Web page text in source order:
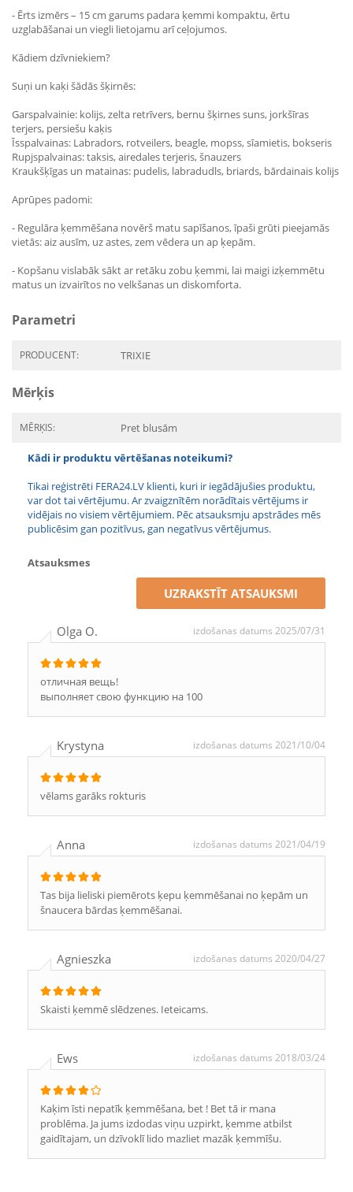
- Ērts izmērs – 15 cm garums padara ķemmi kompaktu, ērtu
uzglabāšanai un viegli lietojamu arī ceļojumos.
Kādiem dzīvniekiem?
Suņi un kaķi šādās šķirnēs:
Garspalvainie: kolijs, zelta retrīvers, bernu šķirnes suns, jorkšīras
terjers, persiešu kaķis
Īsspalvainas: Labradors, rotveilers, beagle, mopss, sīamietis, bokseris
Rupjspalvainas: taksis, airedales terjeris, šnauzers
Kraukšķīgas un matainas: pudelis, labradudls, briards, bārdainais kolijs
Aprūpes padomi:
- Regulāra ķemmēšana novērš matu sapīšanos, īpaši grūti pieejamās
vietās: aiz ausīm, uz astes, zem vēdera un ap ķepām.
- Kopšanu vislabāk sākt ar retāku zobu ķemmi, lai maigi izķemmētu
matus un izvairītos no velkšanas un diskomforta.
Parametri
PRODUCENT: TRIXIE
Mērķis
MĒRĶIS: Pret blusām
Kādi ir produktu vērtēšanas noteikumi?
Tikai reģistrēti FERA24.LV klienti, kuri ir iegādājušies produktu,
var dot tai vērtējumu. Ar zvaigznītēm norādītais vērtējums ir
vidējais no visiem vērtējumiem. Pēc atsauksmju apstrādes mēs
publicēsim gan pozitīvus, gan negatīvus vērtējumus.
Atsauksmes
UZRAKSTĪT ATSAUKSMI
Olga O. izdošanas datums 2025/07/31
отличная вещь!
выполняет свою функцию на 100
Krystyna izdošanas datums 2021/10/04
vēlams garāks rokturis
Anna izdošanas datums 2021/04/19
Tas bija lieliski piemērots ķepu ķemmēšanai no ķepām un
šnaucera bārdas ķemmēšanai.
Agnieszka izdošanas datums 2020/04/27
Skaisti ķemmē slēdzenes. Ieteicams.
Ews izdošanas datums 2018/03/24
Kaķim īsti nepatīk ķemmēšana, bet ! Bet tā ir mana
problēma. Ja jums izdodas viņu uzpirkt, ķemme atbilst
gaidītajam, un dzīvoklī lido mazliet mazāk ķemmīšu.